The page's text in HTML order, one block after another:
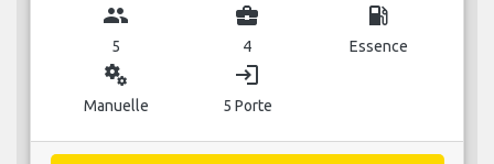
group
5
business_center
4
local_gas_station
Essence
miscellaneous_services
Manuelle
login
5 Porte